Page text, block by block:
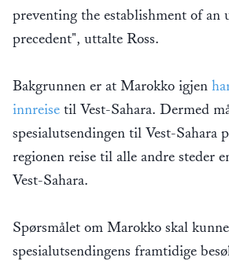
preventing the establishment of an
precedent", uttalte Ross.
Bakgrunnen er at Marokko igjen
innreise til Vest-Sahara. Dermed
spesialutsendingen til Vest-Sahara
regionen reise til alle andre steder
Vest-Sahara.
Spørsmålet om Marokko skal
spesialutsendingens framtidige